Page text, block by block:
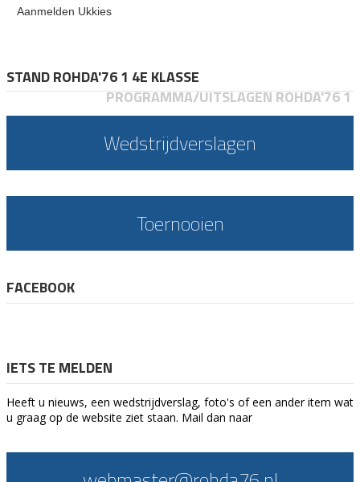
Aanmelden Ukkies
STAND ROHDA'76 1 4E KLASSE
PROGRAMMA/UITSLAGEN ROHDA'76 1
Wedstrijdverslagen
Toernooien
FACEBOOK
IETS TE MELDEN
Heeft u nieuws, een wedstrijdverslag, foto's of een ander item wat
u graag op de website ziet staan. Mail dan naar